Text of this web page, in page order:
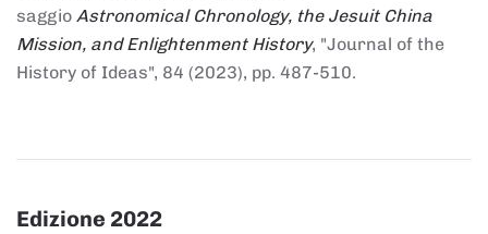
saggio Astronomical Chronology, the Jesuit China
Mission, and Enlightenment History, "Journal of the
History of Ideas", 84 (2023), pp. 487-510.
Edizione 2022